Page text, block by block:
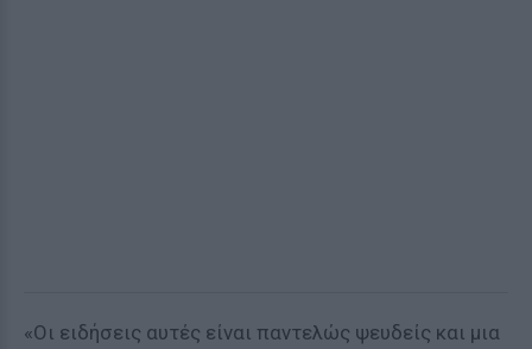
«Οι ειδήσεις αυτές είναι παντελώς ψευδείς και μια